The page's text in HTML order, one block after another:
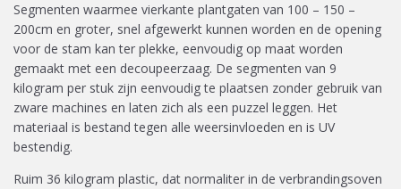
Segmenten waarmee vierkante plantgaten van 100 – 150 –
200cm en groter, snel afgewerkt kunnen worden en de opening
voor de stam kan ter plekke, eenvoudig op maat worden
gemaakt met een decoupeerzaag. De segmenten van 9
kilogram per stuk zijn eenvoudig te plaatsen zonder gebruik van
zware machines en laten zich als een puzzel leggen. Het
materiaal is bestand tegen alle weersinvloeden en is UV
bestendig.
Ruim 36 kilogram plastic, dat normaliter in de verbrandingsoven